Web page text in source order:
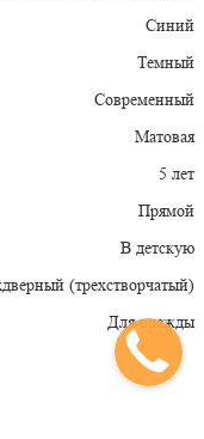
Синий
Темный
Современный
Матовая
5 лет
Прямой
В детскую
(трехстворчатый)
Для одежды